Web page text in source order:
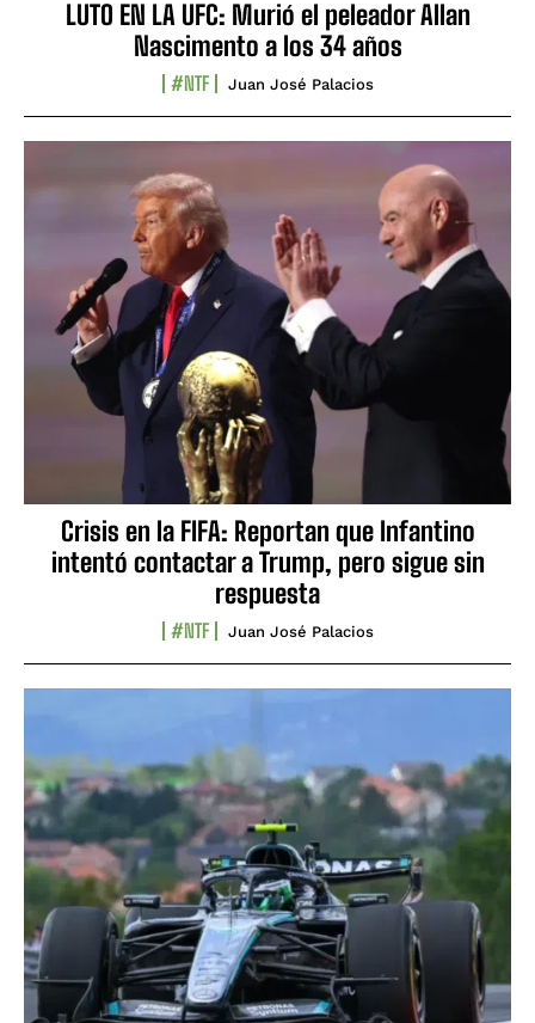
LUTO EN LA UFC: Murió el peleador Allan
Nascimento a los 34 años
#NTF Juan José Palacios
Crisis en la FIFA: Reportan que Infantino
intentó contactar a Trump, pero sigue sin
respuesta
#NTF Juan José Palacios